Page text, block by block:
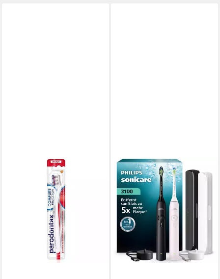
PARODONTAX
lieferbar - in 3-4 Werktagen bei dir